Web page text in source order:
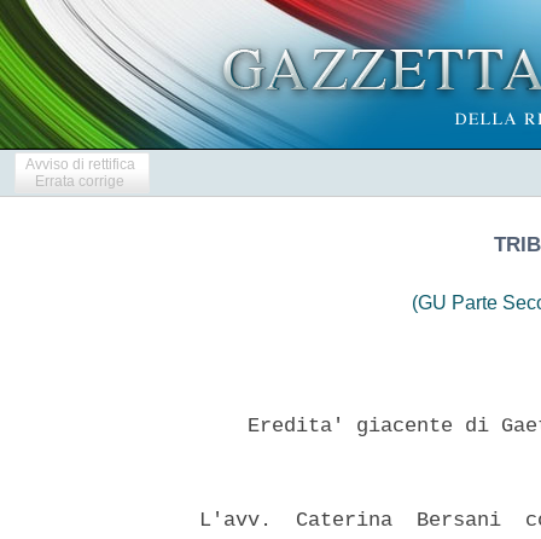
Avviso di rettifica
Errata corrige
(GU Parte
Eredita' giacente di
L'avv.  Caterina  Bersani